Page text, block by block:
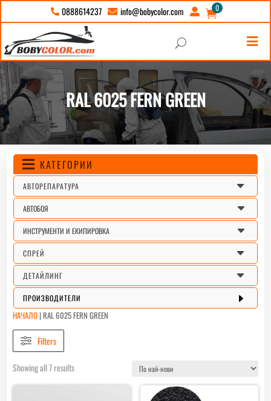
 0888614237  info@bobycolor.com  
0

U
RAL 6025 FERN GREEN
 КАТЕГОРИИ
C
АВТОРЕПАРАТУРА
C
АВТОБОЯ
C
ИНСТРУМЕНТИ И ЕКИПИРОВКА
C
СПРЕЙ
C
ДЕТАЙЛИНГ
E
ПРОИЗВОДИТЕЛИ
НАЧАЛО |RAL 6025 FERN GREEN
Filters
Showing all 7 resultsSorted